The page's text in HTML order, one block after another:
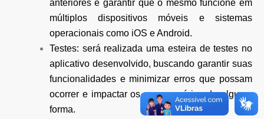
anteriores e garantir que o mesmo funcione em
múltiplos dispositivos móveis e sistemas
operacionais como iOS e Android.
Testes: será realizada uma esteira de testes no
aplicativo desenvolvido, buscando garantir suas
funcionalidades e minimizar erros que possam
ocorrer e impactar os seus usuários de alguma
forma.